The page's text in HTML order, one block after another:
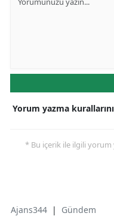
Yorum yazma kurallarını
* Bu içerik ile ilgili yorum
Ajans344 | Gündem